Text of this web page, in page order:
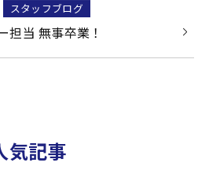
スタッフブログ
担当 無事卒業！
気記事